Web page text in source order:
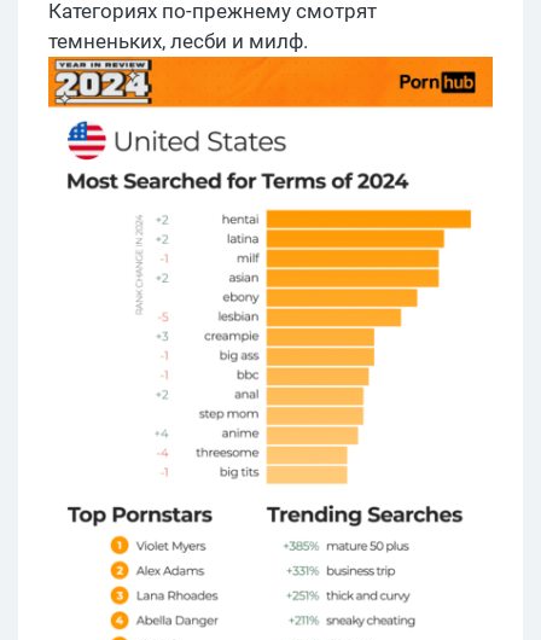
Категориях по-прежнему смотрят
темненьких, лесби и милф.